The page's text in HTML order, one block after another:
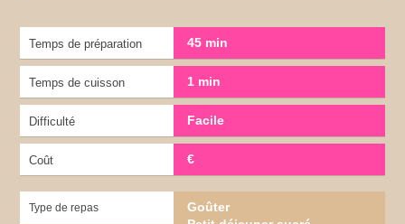
Temps de préparation 45 min
Temps de cuisson 1 min
Difficulté Facile
Coût €
Type de repas
Goûter